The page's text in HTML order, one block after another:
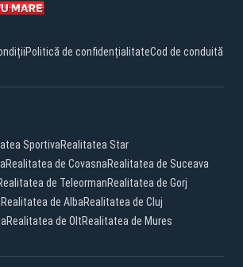
Politică de confidențialitateCod de conduită
SportivaRealitatea Star
Realitatea de CovasnaRealitatea de Suceava
de TeleormanRealitatea de Gorj
Realitatea de AlbaRealitatea de Cluj
Realitatea de OltRealitatea de Mures